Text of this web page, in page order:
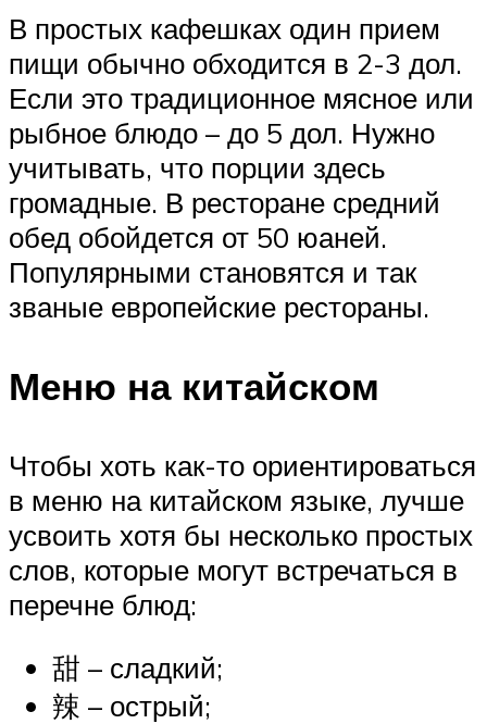
В простых кафешках один прием
пищи обычно обходится в 2-3 дол.
Если это традиционное мясное или
рыбное блюдо – до 5 дол. Нужно
учитывать, что порции здесь
громадные. В ресторане средний
обед обойдется от 50 юаней.
Популярными становятся и так
званые европейские рестораны.
Меню на китайском
Чтобы хоть как-то ориентироваться
в меню на китайском языке, лучше
усвоить хотя бы несколько простых
слов, которые могут встречаться в
перечне блюд:
甜 – сладкий;
辣 – острый;